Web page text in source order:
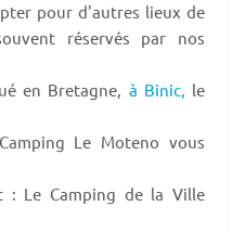
pour d'autres lieux de
réservés par nos
en Bretagne, à Binic, le
Le Moteno vous
: Le Camping de la Ville